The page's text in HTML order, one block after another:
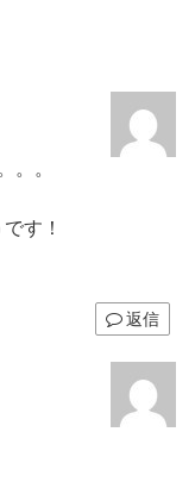
。。
す！
返信